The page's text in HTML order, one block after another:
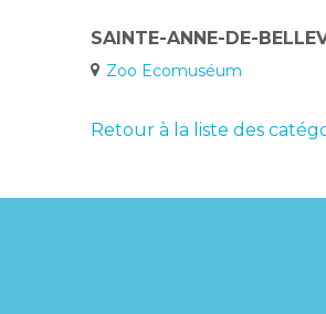
SAINTE-ANNE-DE-
Zoo Ecomuséum
Retour à la liste des